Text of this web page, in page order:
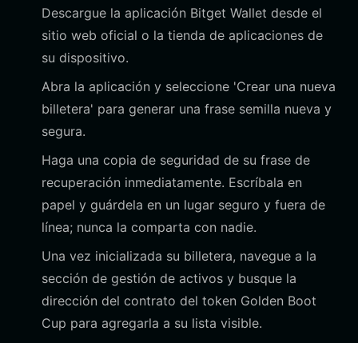
Descargue la aplicación Bitget Wallet desde el
sitio web oficial o la tienda de aplicaciones de
su dispositivo.
Abra la aplicación y seleccione 'Crear una nueva
billetera' para generar una frase semilla nueva y
segura.
Haga una copia de seguridad de su frase de
recuperación inmediatamente. Escríbala en
papel y guárdela en un lugar seguro y fuera de
línea; nunca la comparta con nadie.
Una vez inicializada su billetera, navegue a la
sección de gestión de activos y busque la
dirección del contrato del token Golden Boot
Cup para agregarla a su lista visible.